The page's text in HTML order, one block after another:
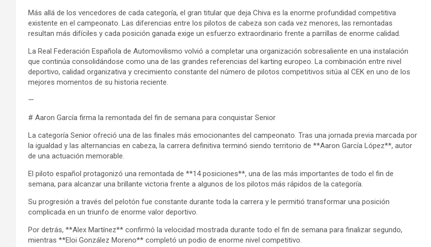
Más allá de los vencedores de cada categoría, el gran titular que deja Chiva es la enorme profundidad competitiva
existente en el campeonato. Las diferencias entre los pilotos de cabeza son cada vez menores, las remontadas
resultan más difíciles y cada posición ganada exige un esfuerzo extraordinario frente a parrillas de enorme calidad.
La Real Federación Española de Automovilismo volvió a completar una organización sobresaliente en una instalación
que continúa consolidándose como una de las grandes referencias del karting europeo. La combinación entre nivel
deportivo, calidad organizativa y crecimiento constante del número de pilotos competitivos sitúa al CEK en uno de los
mejores momentos de su historia reciente.
—
# Aaron García firma la remontada del fin de semana para conquistar Senior
La categoría Senior ofreció una de las finales más emocionantes del campeonato. Tras una jornada previa marcada por
la igualdad y las alternancias en cabeza, la carrera definitiva terminó siendo territorio de **Aaron García López**, autor
de una actuación memorable.
El piloto español protagonizó una remontada de **14 posiciones**, una de las más importantes de todo el fin de
semana, para alcanzar una brillante victoria frente a algunos de los pilotos más rápidos de la categoría.
Su progresión a través del pelotón fue constante durante toda la carrera y le permitió transformar una posición
complicada en un triunfo de enorme valor deportivo.
Por detrás, **Alex Martínez** confirmó la velocidad mostrada durante todo el fin de semana para finalizar segundo,
mientras **Eloi González Moreno** completó un podio de enorme nivel competitivo.